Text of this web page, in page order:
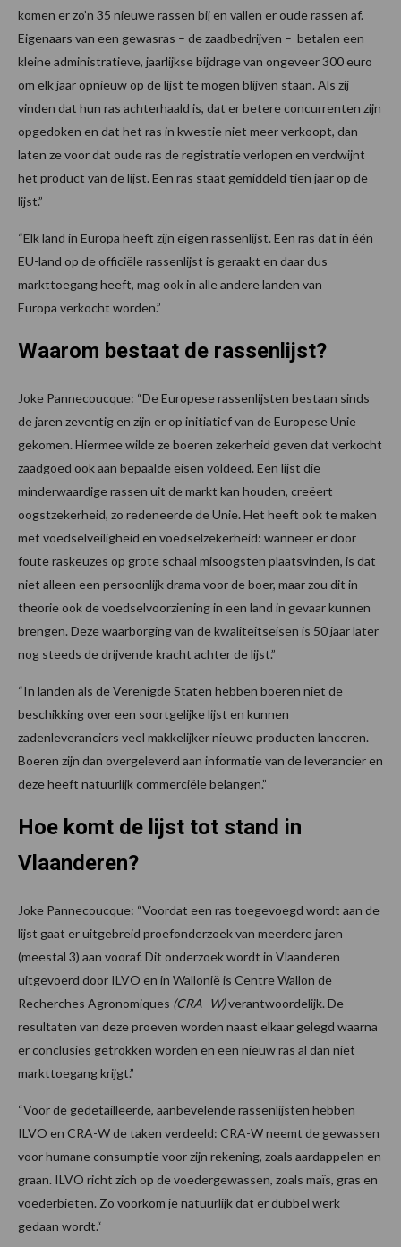
komen er zo’n 35 nieuwe rassen bij en vallen er oude rassen af.
Eigenaars van een gewasras – de zaadbedrijven – betalen een
kleine administratieve, jaarlijkse bijdrage van ongeveer 300 euro
om elk jaar opnieuw op de lijst te mogen blijven staan. Als zij
vinden dat hun ras achterhaald is, dat er betere concurrenten zijn
opgedoken en dat het ras in kwestie niet meer verkoopt, dan
laten ze voor dat oude ras de registratie verlopen en verdwijnt
het product van de lijst. Een ras staat gemiddeld tien jaar op de
lijst.”
“Elk land in Europa heeft zijn eigen rassenlijst. Een ras dat in één
EU-land op de officiële rassenlijst is geraakt en daar dus
markttoegang heeft, mag ook in alle andere landen van
Europa verkocht worden.”
Waarom bestaat de rassenlijst?
Joke Pannecoucque: “De Europese rassenlijsten bestaan sinds
de jaren zeventig en zijn er op initiatief van de Europese Unie
gekomen. Hiermee wilde ze boeren zekerheid geven dat verkocht
zaadgoed ook aan bepaalde eisen voldeed. Een lijst die
minderwaardige rassen uit de markt kan houden, creëert
oogstzekerheid, zo redeneerde de Unie. Het heeft ook te maken
met voedselveiligheid en voedselzekerheid: wanneer er door
foute raskeuzes op grote schaal misoogsten plaatsvinden, is dat
niet alleen een persoonlijk drama voor de boer, maar zou dit in
theorie ook de voedselvoorziening in een land in gevaar kunnen
brengen. Deze waarborging van de kwaliteitseisen is 50 jaar later
nog steeds de drijvende kracht achter de lijst.”
“In landen als de Verenigde Staten hebben boeren niet de
beschikking over een soortgelijke lijst en kunnen
zadenleveranciers veel makkelijker nieuwe producten lanceren.
Boeren zijn dan overgeleverd aan informatie van de leverancier en
deze heeft natuurlijk commerciële belangen.”
Hoe komt de lijst tot stand in
Vlaanderen?
Joke Pannecoucque: “Voordat een ras toegevoegd wordt aan de
lijst gaat er uitgebreid proefonderzoek van meerdere jaren
(meestal 3) aan vooraf. Dit onderzoek wordt in Vlaanderen
uitgevoerd door ILVO en in Wallonië is Centre Wallon de
Recherches Agronomiques (CRA–W)verantwoordelijk. De
resultaten van deze proeven worden naast elkaar gelegd waarna
er conclusies getrokken worden en een nieuw ras al dan niet
markttoegang krijgt.”
“Voor de gedetailleerde, aanbevelende rassenlijsten hebben
ILVO en CRA-W de taken verdeeld: CRA-W neemt de gewassen
voor humane consumptie voor zijn rekening, zoals aardappelen en
graan. ILVO richt zich op de voedergewassen, zoals maïs, gras en
voederbieten. Zo voorkom je natuurlijk dat er dubbel werk
gedaan wordt.“